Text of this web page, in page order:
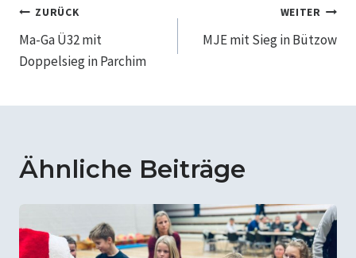
Beitragsnavigation
ZURÜCK
Ma-Ga Ü32 mit
Doppelsieg in Parchim
WEITER
MJE mit Sieg in Bützow
Ähnliche Beiträge